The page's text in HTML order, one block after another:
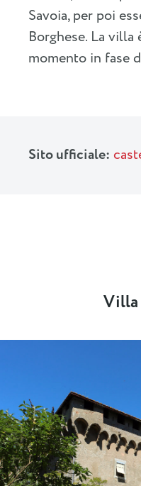
Savoia, per poi
Borghese. La
momento in fase
Sito ufficiale:
Villa